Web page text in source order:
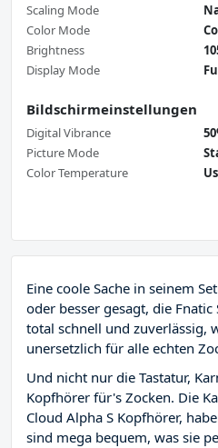
Scaling Mode
Color Mode
Brightness
Display Mode
Bildschirmeinstellungen
Digital Vibrance
Picture Mode
Color Temperature
Eine coole Sache in seinem
oder besser gesagt, die Fnatic
total schnell und zuverlässig,
unersetzlich für alle echten
Und nicht nur die Tastatur,
Kopfhörer für's Zocken. Die
Cloud Alpha S Kopfhörer,
sind mega bequem, was sie